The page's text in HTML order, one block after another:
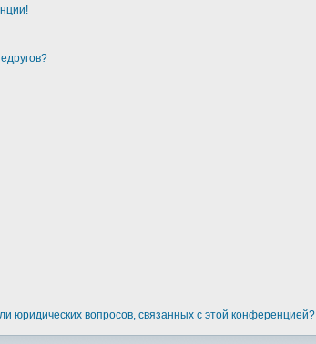
юридических вопросов, связанных с этой конференцией?